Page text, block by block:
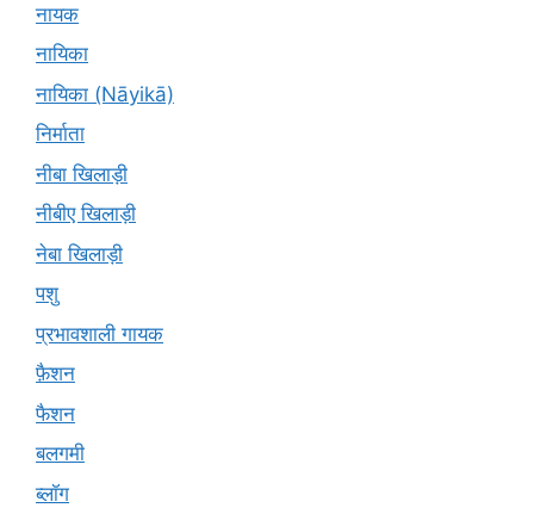
नायक
नायिका
नायिका (Nāyikā)
निर्माता
नीबा खिलाड़ी
नीबीए खिलाड़ी
नेबा खिलाड़ी
पशु
प्रभावशाली गायक
फ़ैशन
फैशन
बलगमी
ब्लॉग